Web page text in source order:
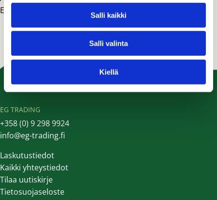
Salli kaikki
Salli valinta
Kiellä
EN 12278 ja EN 795-B normien mukainen.
EG TRADING
+358 (0) 9 298 9924
info@eg-trading.fi
Laskutustiedot
Kaikki yhteystiedot
Tilaa uutiskirje
Tietosuojaseloste